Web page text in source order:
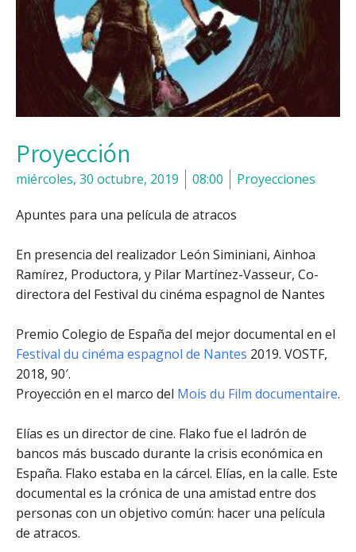
Proyección
miércoles, 30 octubre, 2019 08:00 Proyecciones
Apuntes para una película de atracos
En presencia del realizador León Siminiani, Ainhoa
Ramírez, Productora, y Pilar Martínez-Vasseur, Co-
directora del Festival du cinéma espagnol de Nantes
Premio Colegio de España del mejor documental en el
Festival du cinéma espagnol de Nantes 2019. VOSTF,
2018, 90′.
Proyección en el marco del Mois du Film documentaire.
Elías es un director de cine. Flako fue el ladrón de
bancos más buscado durante la crisis económica en
España. Flako estaba en la cárcel. Elías, en la calle. Este
documental es la crónica de una amistad entre dos
personas con un objetivo común: hacer una película
de atracos.